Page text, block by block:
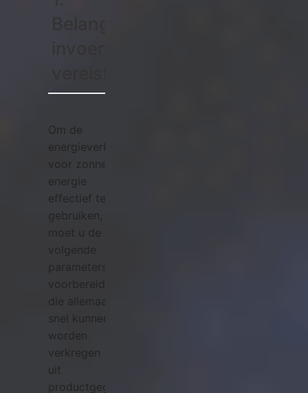
Om de
energieverbruikscalculator
voor zonne-
energie
effectief te
gebruiken,
moet u de
volgende
parameters
voorbereiden,
die allemaal
snel kunnen
worden
verkregen
uit
productgegevensbladen